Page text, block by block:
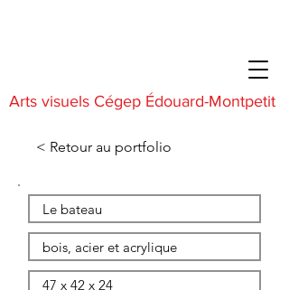
Arts visuels Cégep Édouard-Montpetit
< Retour au portfolio